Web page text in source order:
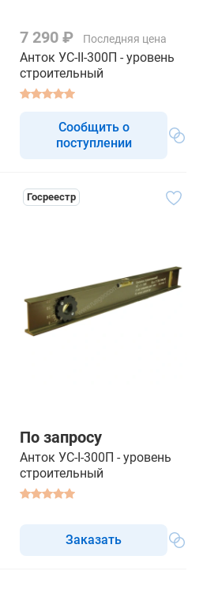
7 290 ₽ Последняя цена
Анток УС-II-300П - уровень
строительный
Сообщить о
поступлении
Госреестр
По запросу
Анток УС-I-300П - уровень
строительный
Заказать